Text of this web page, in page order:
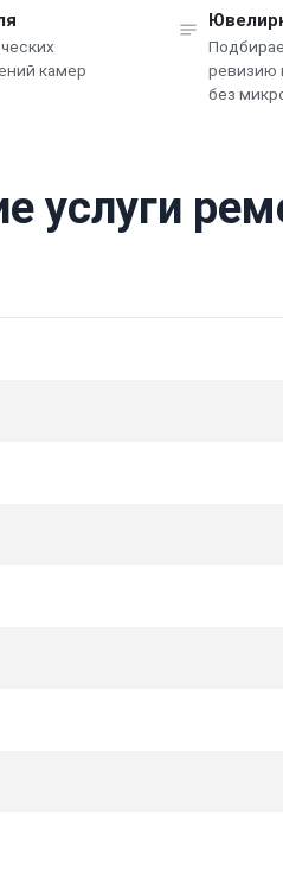
камер
ревизию
без
услуги